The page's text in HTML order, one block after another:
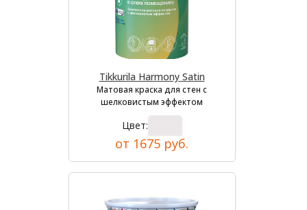
Tikkurila Harmony Satin
Матовая краска для стен с
шелковистым эффектом
Цвет:
от 1675 руб.